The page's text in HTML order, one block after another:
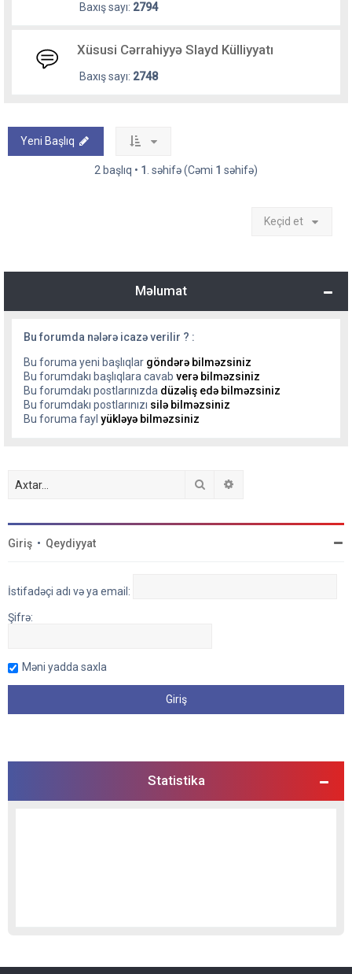
Baxış sayı: 2794
Xüsusi Cərrahiyyə Slayd Külliyyatı
Baxış sayı: 2748
Yeni Başlıq
2 başlıq • 1 . səhifə (Cəmi 1 səhifə)
Keçid et
Məlumat
Bu forumda nələrə icazə verilir ? :
Bu foruma yeni başlıqlar göndərə bilməzsiniz
Bu forumdakı başlıqlara cavab verə bilməzsiniz
Bu forumdakı postlarınızda düzəliş edə bilməzsiniz
Bu forumdakı postlarınızı silə bilməzsiniz
Bu foruma fayl yükləyə bilməzsiniz
Axtar
Giriş • Qeydiyyat
İstifadəçi adı və ya email:
Şifrə:
Məni yadda saxla
Statistika